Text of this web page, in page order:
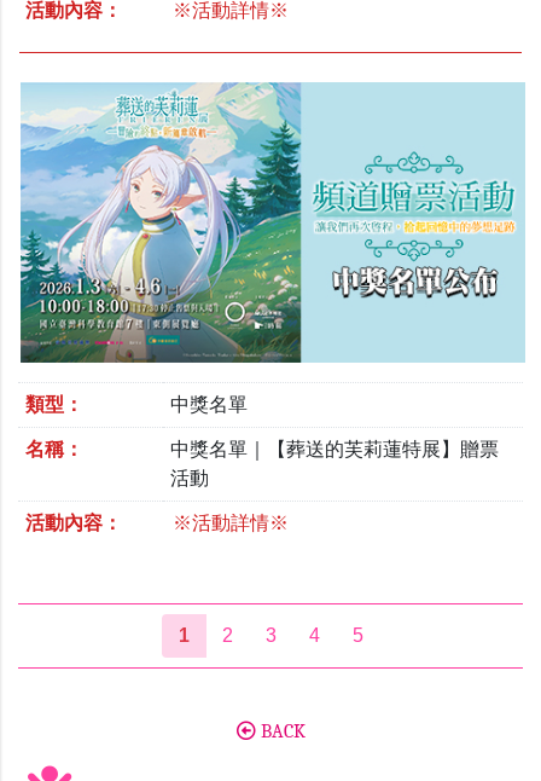
活動內容： ※活動詳情※
類型： 中獎名單
名稱：
中獎名單｜【葬送的芙莉蓮特展】贈票
活動
活動內容： ※活動詳情※
1 2 3 4 5
BACK